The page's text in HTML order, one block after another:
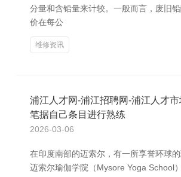
分量和含铅量来计较。一般而言，废旧
价在每公
维修资讯
浦江人才网-浦江招聘网-浦江人才
笔据自己条目进行熟练
2026-03-06
在印度南部的迈索尔，有一所享誉环球
迈索尔瑜伽学院（Mysore Yoga School